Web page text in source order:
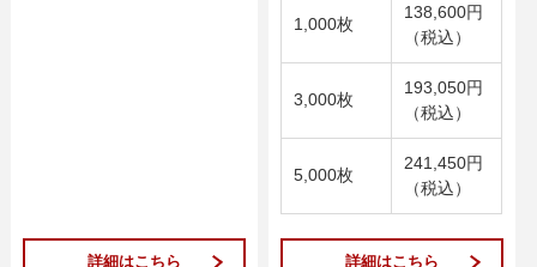
詳細はこちら
1,000枚
138,600円
（税込）
3,000枚
193,050円
（税込）
5,000枚
241,450円
（税込）
詳細はこちら